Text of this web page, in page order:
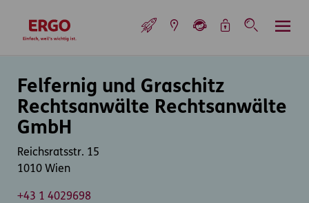
zur Startseite
Felfernig und Graschitz
Rechtsanwälte Rechtsanwälte
GmbH
Reichsratsstr. 15
1010 Wien
+43 1 4029698